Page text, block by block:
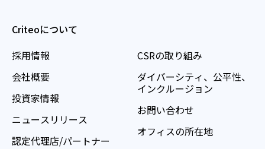
Criteoについて
採用情報
会社概要
投資家情報
ニュースリリース
認定代理店/パートナー
CSRの取り組み
ダイバーシティ、公平性、
インクルージョン
お問い合わせ
オフィスの所在地